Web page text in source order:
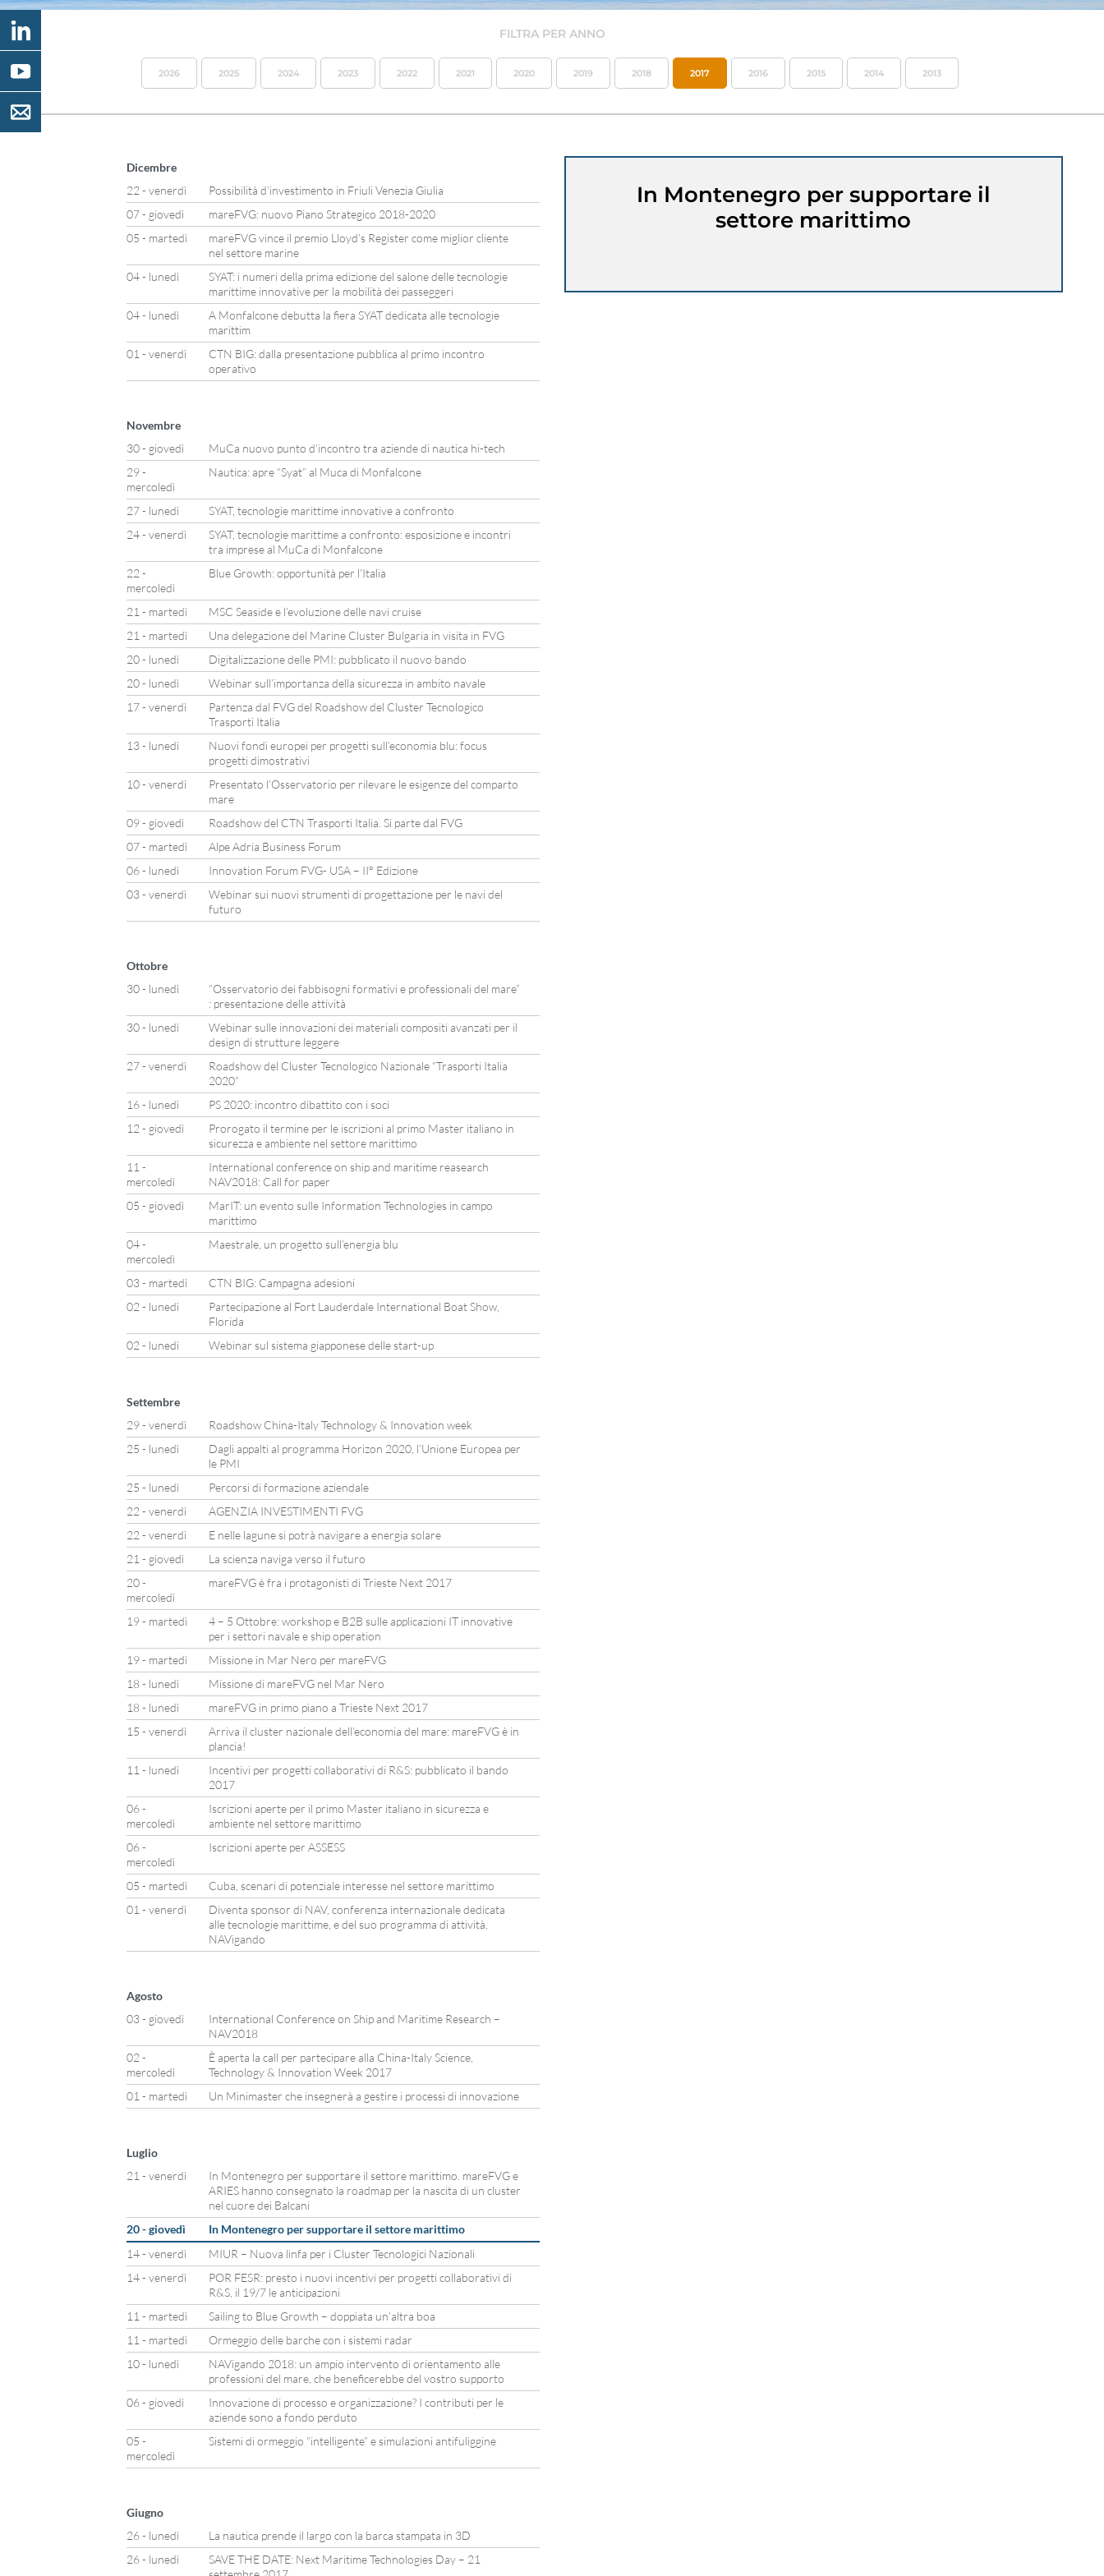
FILTRA PER ANNO
2026 2025 2024 2023 2022 2021 2020 2019 2018 2017 2016 2015 2014 2013
Dicembre
22 - venerdì
Possibilità d’investimento in Friuli Venezia Giulia
07 - giovedì
mareFVG: nuovo Piano Strategico 2018-2020
05 - martedì
mareFVG vince il premio Lloyd’s Register come miglior cliente
nel settore marine
04 - lunedì
SYAT: i numeri della prima edizione del salone delle tecnologie
marittime innovative per la mobilità dei passeggeri
04 - lunedì
A Monfalcone debutta la fiera SYAT dedicata alle tecnologie
marittim
01 - venerdì
CTN BIG: dalla presentazione pubblica al primo incontro
operativo
Novembre
30 - giovedì
MuCa nuovo punto d’incontro tra aziende di nautica hi-tech
29 -
mercoledì
Nautica: apre “Syat” al Muca di Monfalcone
27 - lunedì
SYAT, tecnologie marittime innovative a confronto
24 - venerdì
SYAT, tecnologie marittime a confronto: esposizione e incontri
tra imprese al MuCa di Monfalcone
22 -
mercoledì
Blue Growth: opportunità per l’Italia
21 - martedì
MSC Seaside e l’evoluzione delle navi cruise
21 - martedì
Una delegazione del Marine Cluster Bulgaria in visita in FVG
20 - lunedì
Digitalizzazione delle PMI: pubblicato il nuovo bando
20 - lunedì
Webinar sull’importanza della sicurezza in ambito navale
17 - venerdì
Partenza dal FVG del Roadshow del Cluster Tecnologico
Trasporti Italia
13 - lunedì
Nuovi fondi europei per progetti sull’economia blu: focus
progetti dimostrativi
10 - venerdì
Presentato l’Osservatorio per rilevare le esigenze del comparto
mare
09 - giovedì
Roadshow del CTN Trasporti Italia. Si parte dal FVG
07 - martedì
Alpe Adria Business Forum
06 - lunedì
Innovation Forum FVG- USA – II° Edizione
03 - venerdì
Webinar sui nuovi strumenti di progettazione per le navi del
futuro
Ottobre
30 - lunedì
“Osservatorio dei fabbisogni formativi e professionali del mare”
: presentazione delle attività
30 - lunedì
Webinar sulle innovazioni dei materiali compositi avanzati per il
design di strutture leggere
27 - venerdì
Roadshow del Cluster Tecnologico Nazionale “Trasporti Italia
2020”
16 - lunedì
PS 2020: incontro dibattito con i soci
12 - giovedì
Prorogato il termine per le iscrizioni al primo Master italiano in
sicurezza e ambiente nel settore marittimo
11 -
mercoledì
International conference on ship and maritime reasearch
NAV2018: Call for paper
05 - giovedì
MarIT: un evento sulle Information Technologies in campo
marittimo
04 -
mercoledì
Maestrale, un progetto sull’energia blu
03 - martedì
CTN BIG: Campagna adesioni
02 - lunedì
Partecipazione al Fort Lauderdale International Boat Show,
Florida
02 - lunedì
Webinar sul sistema giapponese delle start-up
Settembre
29 - venerdì
Roadshow China-Italy Technology & Innovation week
25 - lunedì
Dagli appalti al programma Horizon 2020, l’Unione Europea per
le PMI
25 - lunedì
Percorsi di formazione aziendale
22 - venerdì
AGENZIA INVESTIMENTI FVG
22 - venerdì
E nelle lagune si potrà navigare a energia solare
21 - giovedì
La scienza naviga verso il futuro
20 -
mercoledì
mareFVG è fra i protagonisti di Trieste Next 2017
19 - martedì
4 – 5 Ottobre: workshop e B2B sulle applicazioni IT innovative
per i settori navale e ship operation
19 - martedì
Missione in Mar Nero per mareFVG
18 - lunedì
Missione di mareFVG nel Mar Nero
18 - lunedì
mareFVG in primo piano a Trieste Next 2017
15 - venerdì
Arriva il cluster nazionale dell’economia del mare: mareFVG è in
plancia!
11 - lunedì
Incentivi per progetti collaborativi di R&S: pubblicato il bando
2017
06 -
mercoledì
Iscrizioni aperte per il primo Master italiano in sicurezza e
ambiente nel settore marittimo
06 -
mercoledì
Iscrizioni aperte per ASSESS
05 - martedì
Cuba, scenari di potenziale interesse nel settore marittimo
01 - venerdì
Diventa sponsor di NAV, conferenza internazionale dedicata
alle tecnologie marittime, e del suo programma di attività,
NAVigando
Agosto
03 - giovedì
International Conference on Ship and Maritime Research –
NAV2018
02 -
mercoledì
È aperta la call per partecipare alla China-Italy Science,
Technology & Innovation Week 2017
01 - martedì
Un Minimaster che insegnerà a gestire i processi di innovazione
Luglio
21 - venerdì
In Montenegro per supportare il settore marittimo. mareFVG e
ARIES hanno consegnato la roadmap per la nascita di un cluster
nel cuore dei Balcani
20 - giovedì
In Montenegro per supportare il settore marittimo
14 - venerdì
MIUR – Nuova linfa per i Cluster Tecnologici Nazionali
14 - venerdì
POR FESR: presto i nuovi incentivi per progetti collaborativi di
R&S, il 19/7 le anticipazioni
11 - martedì
Sailing to Blue Growth – doppiata un’altra boa
11 - martedì
Ormeggio delle barche con i sistemi radar
10 - lunedì
NAVigando 2018: un ampio intervento di orientamento alle
professioni del mare, che beneficerebbe del vostro supporto
06 - giovedì
Innovazione di processo e organizzazione? I contributi per le
aziende sono a fondo perduto
05 -
mercoledì
Sistemi di ormeggio “intelligente” e simulazioni antifuliggine
Giugno
26 - lunedì
La nautica prende il largo con la barca stampata in 3D
26 - lunedì
SAVE THE DATE: Next Maritime Technologies Day – 21
In Montenegro per supportare il
settore marittimo